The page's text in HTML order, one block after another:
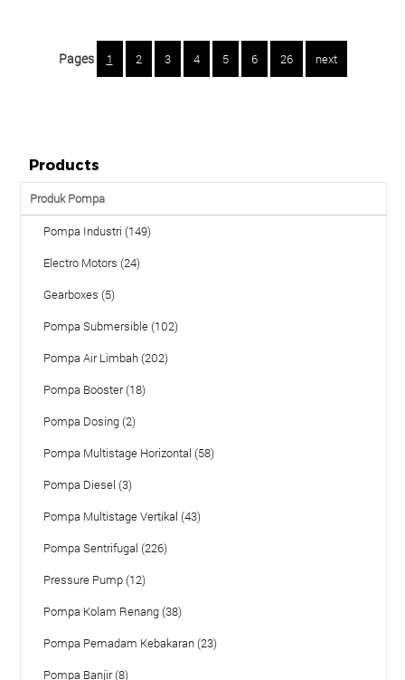
Pages 1 2 3 4 5 6 26 next
Products
Produk Pompa
Pompa Industri (149)
Electro Motors (24)
Gearboxes (5)
Pompa Submersible (102)
Pompa Air Limbah (202)
Pompa Booster (18)
Pompa Dosing (2)
Pompa Multistage Horizontal (58)
Pompa Diesel (3)
Pompa Multistage Vertikal (43)
Pompa Sentrifugal (226)
Pressure Pump (12)
Pompa Kolam Renang (38)
Pompa Pemadam Kebakaran (23)
Pompa Banjir (8)